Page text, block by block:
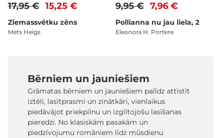
15,25 €
17,95 €
Ziemassvētku zēns
Mets Heigs
7,96 €
9,95 €
Pollianna nu jau liela, 2
Eleonora H. Portere
Bērniem un jauniešiem
Grāmatas bērniem un jauniešiem palīdz attīstīt
iztēli, lasītprasmi un zinātkāri, vienlaikus
piedāvājot priekpilnu un izglītojošu lasīšanas
pieredzi. No klasiskām pasakām un
piedzīvojumu romāniem līdz mūsdienu